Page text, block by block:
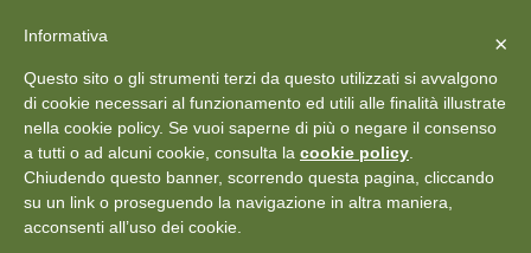
+39 011 18867102 info@aceper.it Statuto
Aceper
Vedi: Protezione dei dati personali ×
Informativa
Questo sito o gli strumenti terzi da questo utilizzati si avvalgono
di cookie necessari al funzionamento ed utili alle finalità illustrate
nella cookie policy. Se vuoi saperne di più o negare il consenso
a tutti o ad alcuni cookie, consulta la cookie policy
Chiudendo questo banner, scorrendo questa pagina, cliccando
su un link o proseguendo la navigazione in altra maniera,
acconsenti all’uso dei cookie.